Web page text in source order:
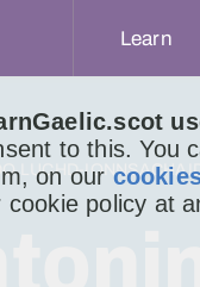
to this. You
on our
cookie policy at
Learn
LUCHD-